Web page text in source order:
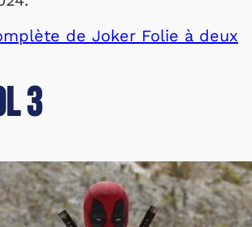
de Joker Folie à deux
3